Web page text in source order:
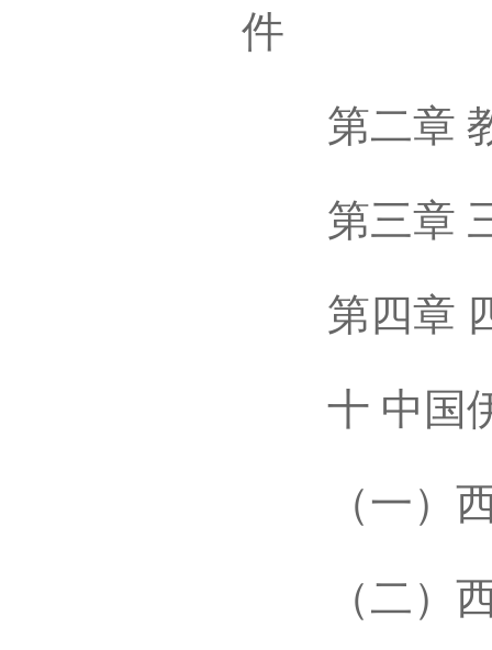
件
第二章 教
第三章
第四章 四
十 中国伊
（一）西
（二）西